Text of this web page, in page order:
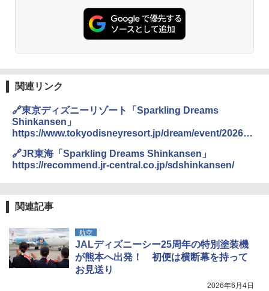
￥2,479
A26 地球の歩き方 チェコ ポーランド スロヴ
ァキア 2026～2027 地球の歩き方A ヨーロッ
パ
解く (講談社現代新書)
￥1,540
PYKES PEAK (パイクスピーク) 着替えテン
ト プライバシー テント 【中が透けない】 1
人用 折りたたみ 防災グッズ 災害用トイレ ビ
ーチ ピクニック ポップアップテント 携帯 簡
易 トイレテント (ブラック)
ENDLESS BASE 《めざましテレビで紹介》
テント ワンタッチ RENEW 幅200 2-3人用 43
500002(88859)
￥5,999
￥9,990
[キャンパーズコレクション 山善] 傘みたいに
コンパクト 保冷力長持ち
￥2,980
熊撃退スプレー 熊よけスプレー 熊スプレー
【日本企業販売】超強力クマ対策スプレー 30
￥3,680
ポインターライト 強力 小型 緑色/赤色/青紫色
関連リンク
🔗東京ディズニーリゾート「Sparkling Dreams
Shinkansen」
https://www.tokyodisneyresort.jp/dream/event/2026_s
🔗JR東海「Sparkling Dreams Shinkansen」
https://recommend.jr-central.co.jp/sdshinkansen/
関連記事
航空
JALディズニーシー25周年の特別塗装機
が熊本へ出発！ 初便は横断幕を持って
お見送り
2026年6月4日